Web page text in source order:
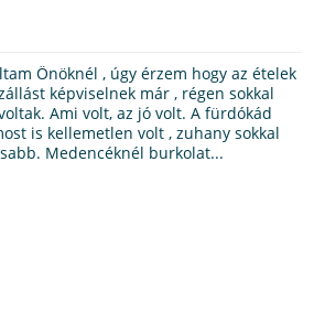
Önöknél , úgy érzem hogy az ételek
képviselnek már , régen sokkal
Ami volt, az jó volt. A fürdókád
is kellemetlen volt , zuhany sokkal
Medencéknél burkolat...